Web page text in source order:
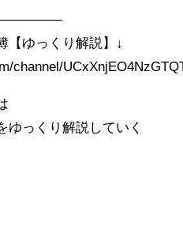
【ゆっくり解説】↓
channel/
ゆっくり解説していく